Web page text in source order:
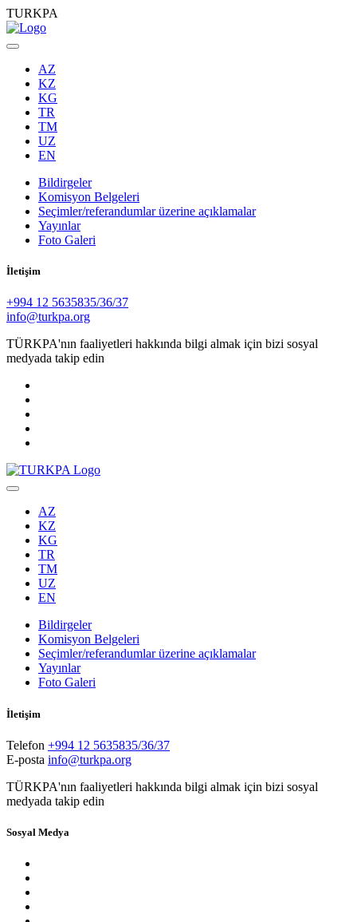
TURKPA
AZ
KZ
KG
TR
TM
UZ
EN
Bildirgeler
Komisyon Belgeleri
Seçimler/referandumlar üzerine açıklamalar
Yayınlar
Foto Galeri
İletişim
+994 12 5635835/36/37
info@turkpa.org
TÜRKPA'nın faaliyetleri hakkında bilgi almak için bizi sosyal
medyada takip edin
AZ
KZ
KG
TR
TM
UZ
EN
Bildirgeler
Komisyon Belgeleri
Seçimler/referandumlar üzerine açıklamalar
Yayınlar
Foto Galeri
İletişim
Telefon +994 12 5635835/36/37
E-posta info@turkpa.org
TÜRKPA'nın faaliyetleri hakkında bilgi almak için bizi sosyal
medyada takip edin
Sosyal Medya